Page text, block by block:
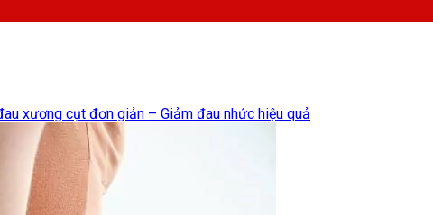
xương cụt đơn giản – Giảm đau nhức hiệu quả